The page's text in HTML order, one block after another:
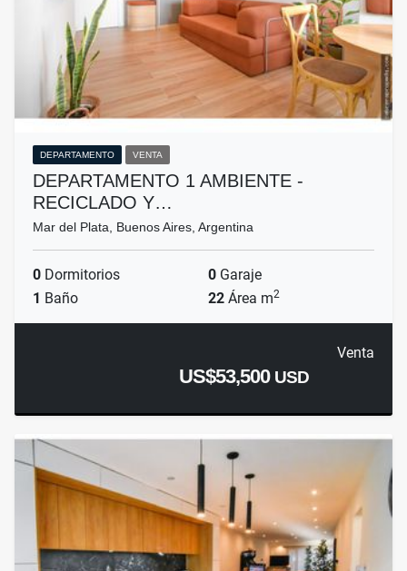
DEPARTAMENTO VENTA
DEPARTAMENTO 1 AMBIENTE -
RECICLADO Y…
Mar del Plata, Buenos Aires, Argentina
0 Dormitorios 0 Garaje
1 Baño 22 Área m2
Venta
US$53,500 USD